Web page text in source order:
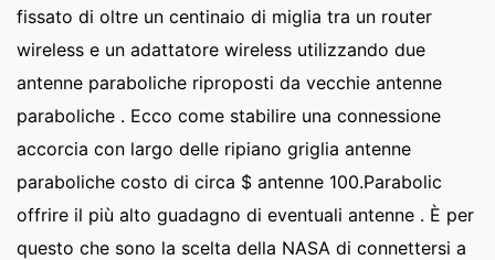
fissato di oltre un centinaio di miglia tra un router
wireless e un adattatore wireless utilizzando due
antenne paraboliche riproposti da vecchie antenne
paraboliche . Ecco come stabilire una connessione
accorcia con largo delle ripiano griglia antenne
paraboliche costo di circa $ antenne 100.Parabolic
offrire il più alto guadagno di eventuali antenne . È per
questo che sono la scelta della NASA di connettersi a